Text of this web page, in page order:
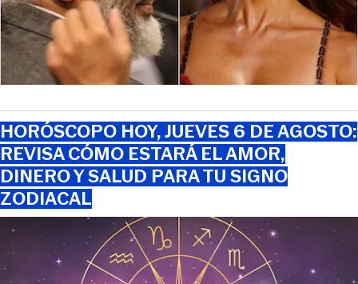
HORÓSCOPO HOY, JUEVES 6 DE AGOSTO:
REVISA CÓMO ESTARÁ EL AMOR,
DINERO Y SALUD PARA TU SIGNO
ZODIACAL